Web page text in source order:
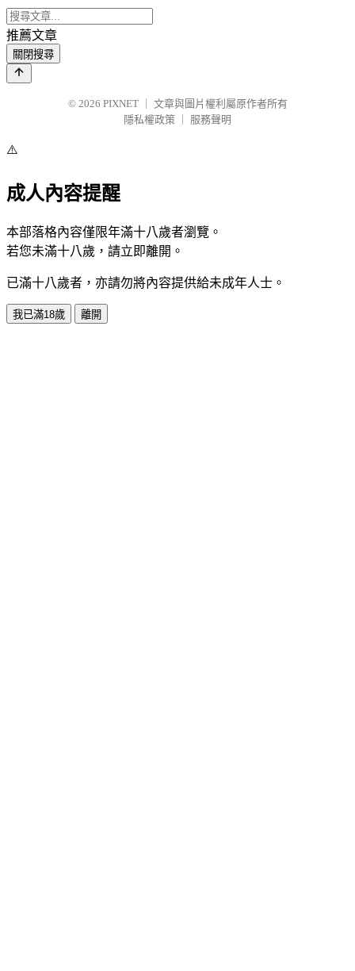
推薦文章
關閉搜尋
© 2026 PIXNET
文章與圖片權利屬原作者所有
隱私權政策
服務聲明
⚠️
成人內容提醒
本部落格內容僅限年滿十八歲者瀏覽。
若您未滿十八歲，請立即離開。
已滿十八歲者，亦請勿將內容提供給未成年人士。
我已滿18歲 離開